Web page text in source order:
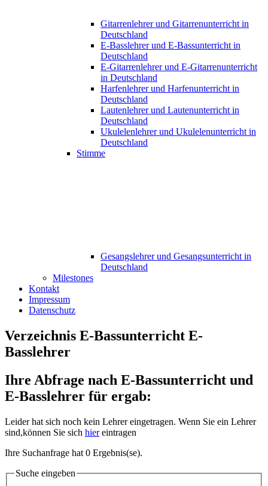
Gitarrenlehrer und Gitarrenunterricht in
Deutschland
E-Basslehrer und E-Bassunterricht in
Deutschland
E-Gitarrenlehrer und E-Gitarrenunterricht
in Deutschland
Harfenlehrer und Harfenunterricht in
Deutschland
Lautenlehrer und Lautenunterricht in
Deutschland
Ukulelenlehrer und Ukulelenunterricht in
Deutschland
Stimme
Gesangslehrer und Gesangsunterricht in
Deutschland
Milestones
Kontakt
Impressum
Datenschutz
Verzeichnis E-Bassunterricht E-
Basslehrer
Ihre Abfrage nach E-Bassunterricht und
E-Basslehrer für ergab:
Leider hat sich noch kein Lehrer eingetragen. Wenn Sie ein Lehrer
sind,können Sie sich hiereintragen
Ihre Suchanfrage hat 0 Ergebnis(se).
Suche eingeben